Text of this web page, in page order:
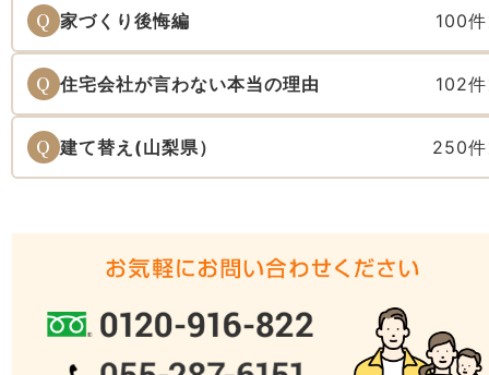
Q 家づくり後悔編 100件
Q 住宅会社が言わない本当の理由 102件
Q 建て替え(山梨県） 250件